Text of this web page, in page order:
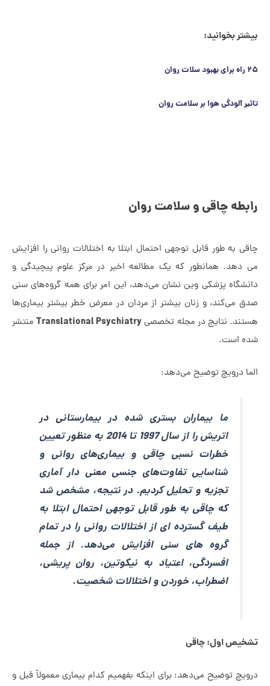
بخوانید:
آلودگی هوا بر سلامت روان
چاقی و سلامت روان
به طور قابل توجهی احتمال ابتلا به اختلالات روانی را افزایش
همانطور که یک مطالعه اخیر در مرکز علوم پیچیدگی و
پزشکی وین نشان می‌دهد، این امر برای همه گروه‌های سنی
می‌کند، و زنان بیشتر از مردان در معرض خطر بیشتر بیماری‌ها
نتایج در مجله تخصصیTranslational Psychiatryمنتشر
است.
درویچ توضیح می‌دهد:
ما بیماران بستری شده در بیمارستانی در
اتریش را از سال 1997 تا 2014 به منظور تعیین
خطرات نسبی چاقی و بیماری‌های روانی و
شناسایی تفاوت‌های جنسی معنی دار آماری
تجزیه و تحلیل کردیم. در نتیجه، مشخص شد
که چاقی به طور قابل توجهی احتمال ابتلا به
طیف گسترده ای از اختلالات روانی را در تمام
گروه های سنی افزایش می‌دهد. از جمله
افسردگی، اعتیاد به نیکوتین، روان پریشی،
اضطراب، خوردن و اختلالات شخصیت.
اول: چاقی
توضیح می‌دهد: برای اینکه بفهمیم کدام بیماری معمولاً قبل و